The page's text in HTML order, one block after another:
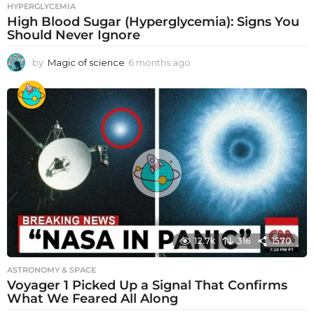
HYPERGLYCEMIA
High Blood Sugar (Hyperglycemia): Signs You
Should Never Ignore
by Magic of science 6 months ago
o
n
t
h
s
a
g
o
12.7k 316 1570
ASTRONOMY & SPACE
Voyager 1 Picked Up a Signal That Confirms
What We Feared All Along